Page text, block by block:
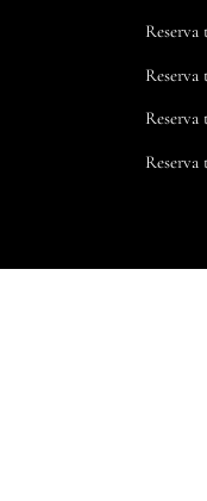
Reserva